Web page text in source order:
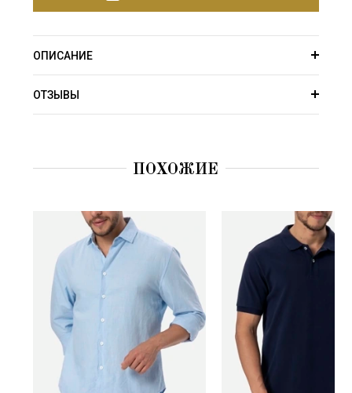
ОПИСАНИЕ
ОТЗЫВЫ
ПОХОЖИЕ